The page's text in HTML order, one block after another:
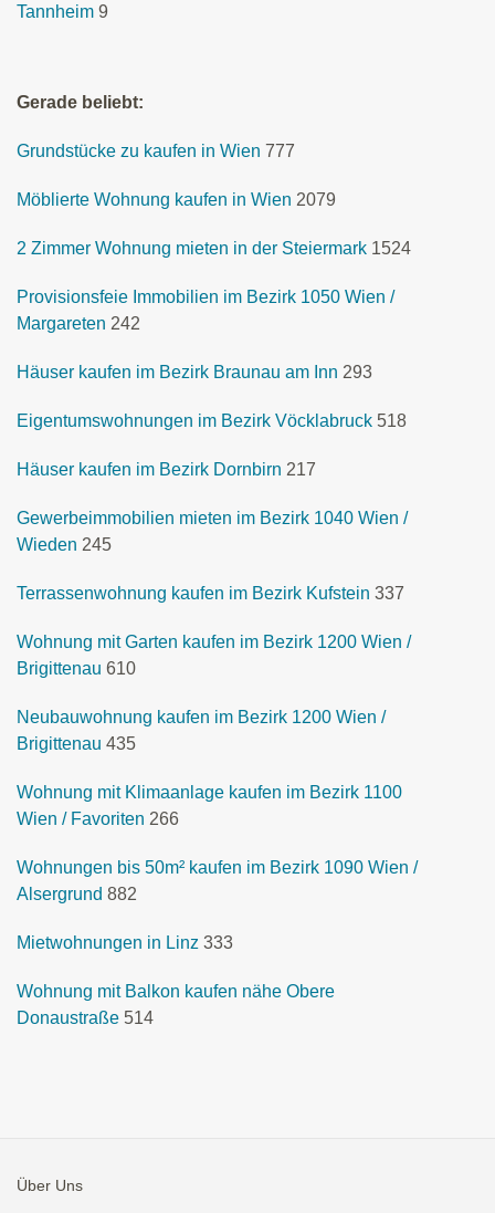
Tannheim 9
Gerade beliebt:
Grundstücke zu kaufen in Wien 777
Möblierte Wohnung kaufen in Wien 2079
2 Zimmer Wohnung mieten in der Steiermark 1524
Provisionsfeie Immobilien im Bezirk 1050 Wien /
Margareten 242
Häuser kaufen im Bezirk Braunau am Inn 293
Eigentumswohnungen im Bezirk Vöcklabruck 518
Häuser kaufen im Bezirk Dornbirn 217
Gewerbeimmobilien mieten im Bezirk 1040 Wien /
Wieden 245
Terrassenwohnung kaufen im Bezirk Kufstein 337
Wohnung mit Garten kaufen im Bezirk 1200 Wien /
Brigittenau 610
Neubauwohnung kaufen im Bezirk 1200 Wien /
Brigittenau 435
Wohnung mit Klimaanlage kaufen im Bezirk 1100
Wien / Favoriten 266
Wohnungen bis 50m² kaufen im Bezirk 1090 Wien /
Alsergrund 882
Mietwohnungen in Linz 333
Wohnung mit Balkon kaufen nähe Obere
Donaustraße 514
Über Uns